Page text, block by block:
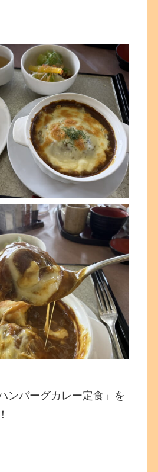
ンバーグカレー定食」を